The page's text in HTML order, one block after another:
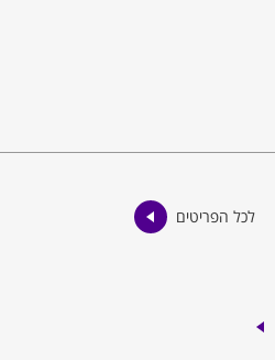
לכל הפריטים